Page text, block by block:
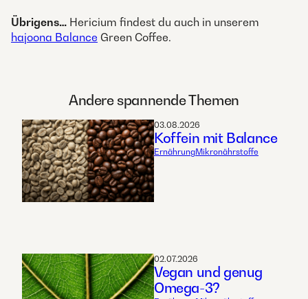
Übrigens… Hericium findest du auch in unserem
hajoona Balance Green Coffee.
Andere spannende Themen
03.08.2026
Koffein mit Balance
ErnährungMikronährstoffe
02.07.2026
Vegan und genug
Omega-3?